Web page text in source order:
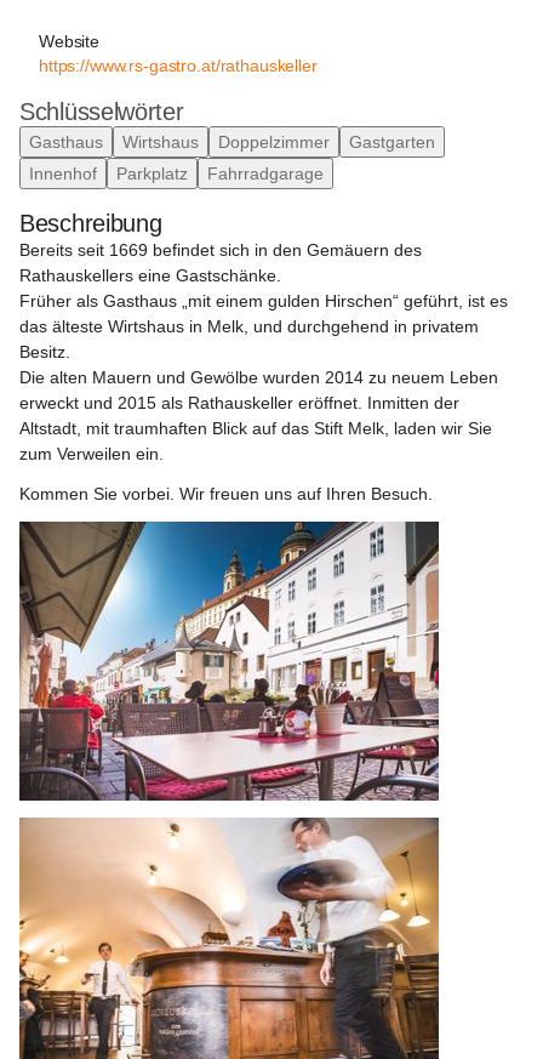
Website
https://www.rs-gastro.at/rathauskeller
Schlüsselwörter
Gasthaus Wirtshaus Doppelzimmer
Gastgarten
Innenhof
Parkplatz Fahrradgarage
Beschreibung
Bereits seit 1669 befindet sich in den Gemäuern des
Rathauskellers eine Gastschänke.
Früher als Gasthaus „mit einem gulden Hirschen“ geführt, ist es
das älteste Wirtshaus in Melk, und durchgehend in privatem
Besitz.
Die alten Mauern und Gewölbe wurden 2014 zu neuem Leben
erweckt und 2015 als Rathauskeller eröffnet. Inmitten der
Altstadt, mit traumhaften Blick auf das Stift Melk, laden wir Sie
Kommen Sie vorbei. Wir freuen uns auf Ihren Besuch.